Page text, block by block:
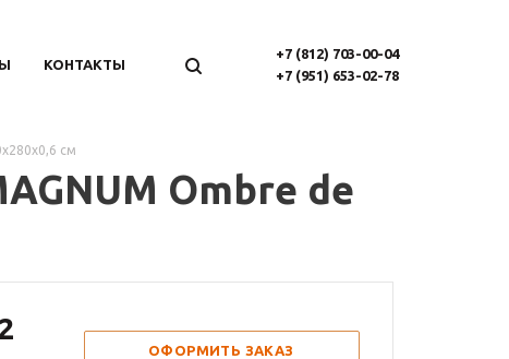
КОНТАКТЫ
+7 (812) 703-00-04
+7 (951) 653-02-78
см
Ombre de
ОФОРМИТЬ ЗАКАЗ